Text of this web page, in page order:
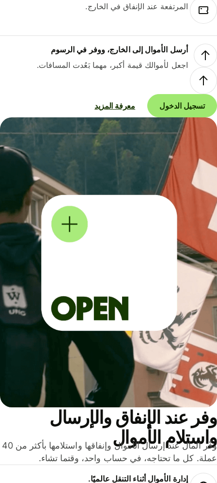
المرتفعة عند الإنفاق في الخارج.
أرسل الأموال إلى الخارج، ووفر في الرسوم
اجعل لأموالك قيمة أكبر، مهما بَعُدت المسافات.
تسجيل الدخول معرفة المزيد
عند الإنفاق والإرسال
الأموال
وفّر المال عند إرسال الأموال وإنفاقها واستلامها بأكثر من 40
كل ما تحتاجه، في حساب واحد، وقتما تشاء.
إدارة الأموال أثناء التنقل عالميًا.